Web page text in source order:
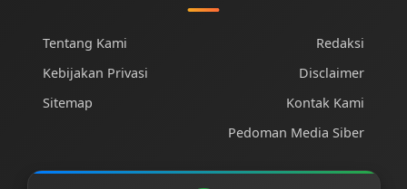
Tentang Kami
Kebijakan Privasi
Sitemap
Redaksi
Disclaimer
Kontak Kami
Pedoman Media Siber